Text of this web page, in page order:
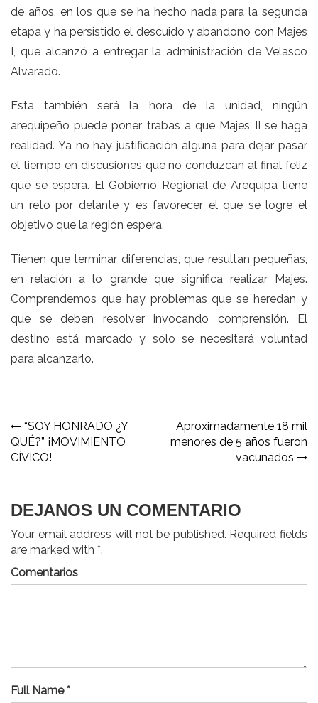
de años, en los que se ha hecho nada para la segunda
etapa y ha persistido el descuido y abandono con Majes
I, que alcanzó a entregar la administración de Velasco
Alvarado.
Esta también será la hora de la unidad, ningún
arequipeño puede poner trabas a que Majes II se haga
realidad. Ya no hay justificación alguna para dejar pasar
el tiempo en discusiones que no conduzcan al final feliz
que se espera. El Gobierno Regional de Arequipa tiene
un reto por delante y es favorecer el que se logre el
objetivo que la región espera.
Tienen que terminar diferencias, que resultan pequeñas,
en relación a lo grande que significa realizar Majes.
Comprendemos que hay problemas que se heredan y
que se deben resolver invocando comprensión. El
destino está marcado y solo se necesitará voluntad
para alcanzarlo.
Navegación
de
“SOY HONRADO ¿Y
QUÉ?” ¡MOVIMIENTO
CÍVICO!
Aproximadamente 18 mil
menores de 5 años fueron
vacunados
DEJANOS UN COMENTARIO
Your email address will not be published. Required fields
are marked with *.
Comentarios
Full Name *